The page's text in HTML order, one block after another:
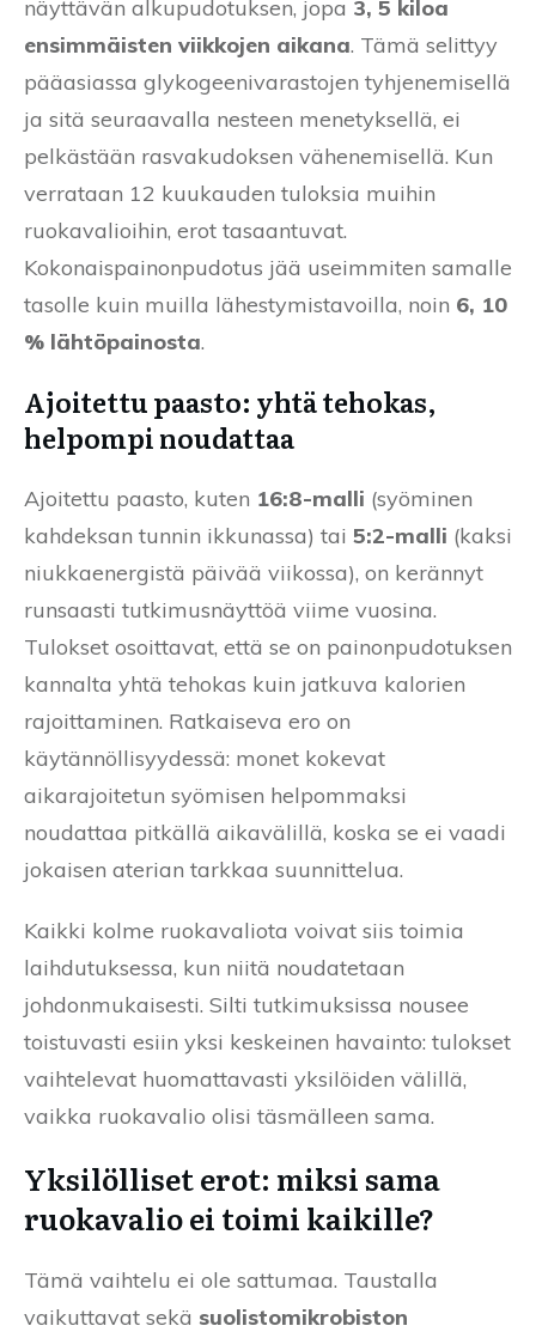
näyttävän alkupudotuksen, jopa 3, 5 kiloa
ensimmäisten viikkojen aikana. Tämä selittyy
pääasiassa glykogeenivarastojen tyhjenemisellä
ja sitä seuraavalla nesteen menetyksellä, ei
pelkästään rasvakudoksen vähenemisellä. Kun
verrataan 12 kuukauden tuloksia muihin
ruokavalioihin, erot tasaantuvat.
Kokonaispainonpudotus jää useimmiten samalle
tasolle kuin muilla lähestymistavoilla, noin 6, 10
% lähtöpainosta.
Ajoitettu paasto: yhtä tehokas,
helpompi noudattaa
Ajoitettu paasto, kuten 16:8-malli (syöminen
kahdeksan tunnin ikkunassa) tai 5:2-malli (kaksi
niukkaenergistä päivää viikossa), on kerännyt
runsaasti tutkimusnäyttöä viime vuosina.
Tulokset osoittavat, että se on painonpudotuksen
kannalta yhtä tehokas kuin jatkuva kalorien
rajoittaminen. Ratkaiseva ero on
käytännöllisyydessä: monet kokevat
aikarajoitetun syömisen helpommaksi
noudattaa pitkällä aikavälillä, koska se ei vaadi
jokaisen aterian tarkkaa suunnittelua.
Kaikki kolme ruokavaliota voivat siis toimia
laihdutuksessa, kun niitä noudatetaan
johdonmukaisesti. Silti tutkimuksissa nousee
toistuvasti esiin yksi keskeinen havainto: tulokset
vaihtelevat huomattavasti yksilöiden välillä,
vaikka ruokavalio olisi täsmälleen sama.
Yksilölliset erot: miksi sama
ruokavalio ei toimi kaikille?
Tämä vaihtelu ei ole sattumaa. Taustalla
vaikuttavat sekä suolistomikrobiston